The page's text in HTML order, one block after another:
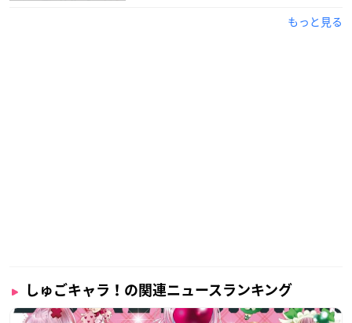
もっと見る
しゅごキャラ！の関連ニュースランキング